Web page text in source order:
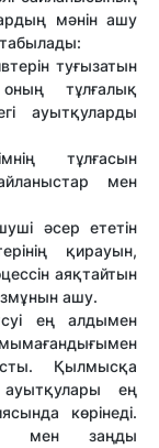
мәнін ашу
туғызатын
оның тұлғалық
ауытқуларды
тұлғасын
мен
әсер ететін
қирауын,
аяқтайтын
ашу.
ең алдымен
Қылмысқа
ауытқулары ең
көрінеді.
мен заңды